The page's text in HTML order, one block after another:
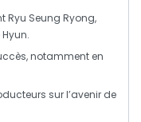
Ryu Seung Ryong,
.
notamment en
sur l’avenir de